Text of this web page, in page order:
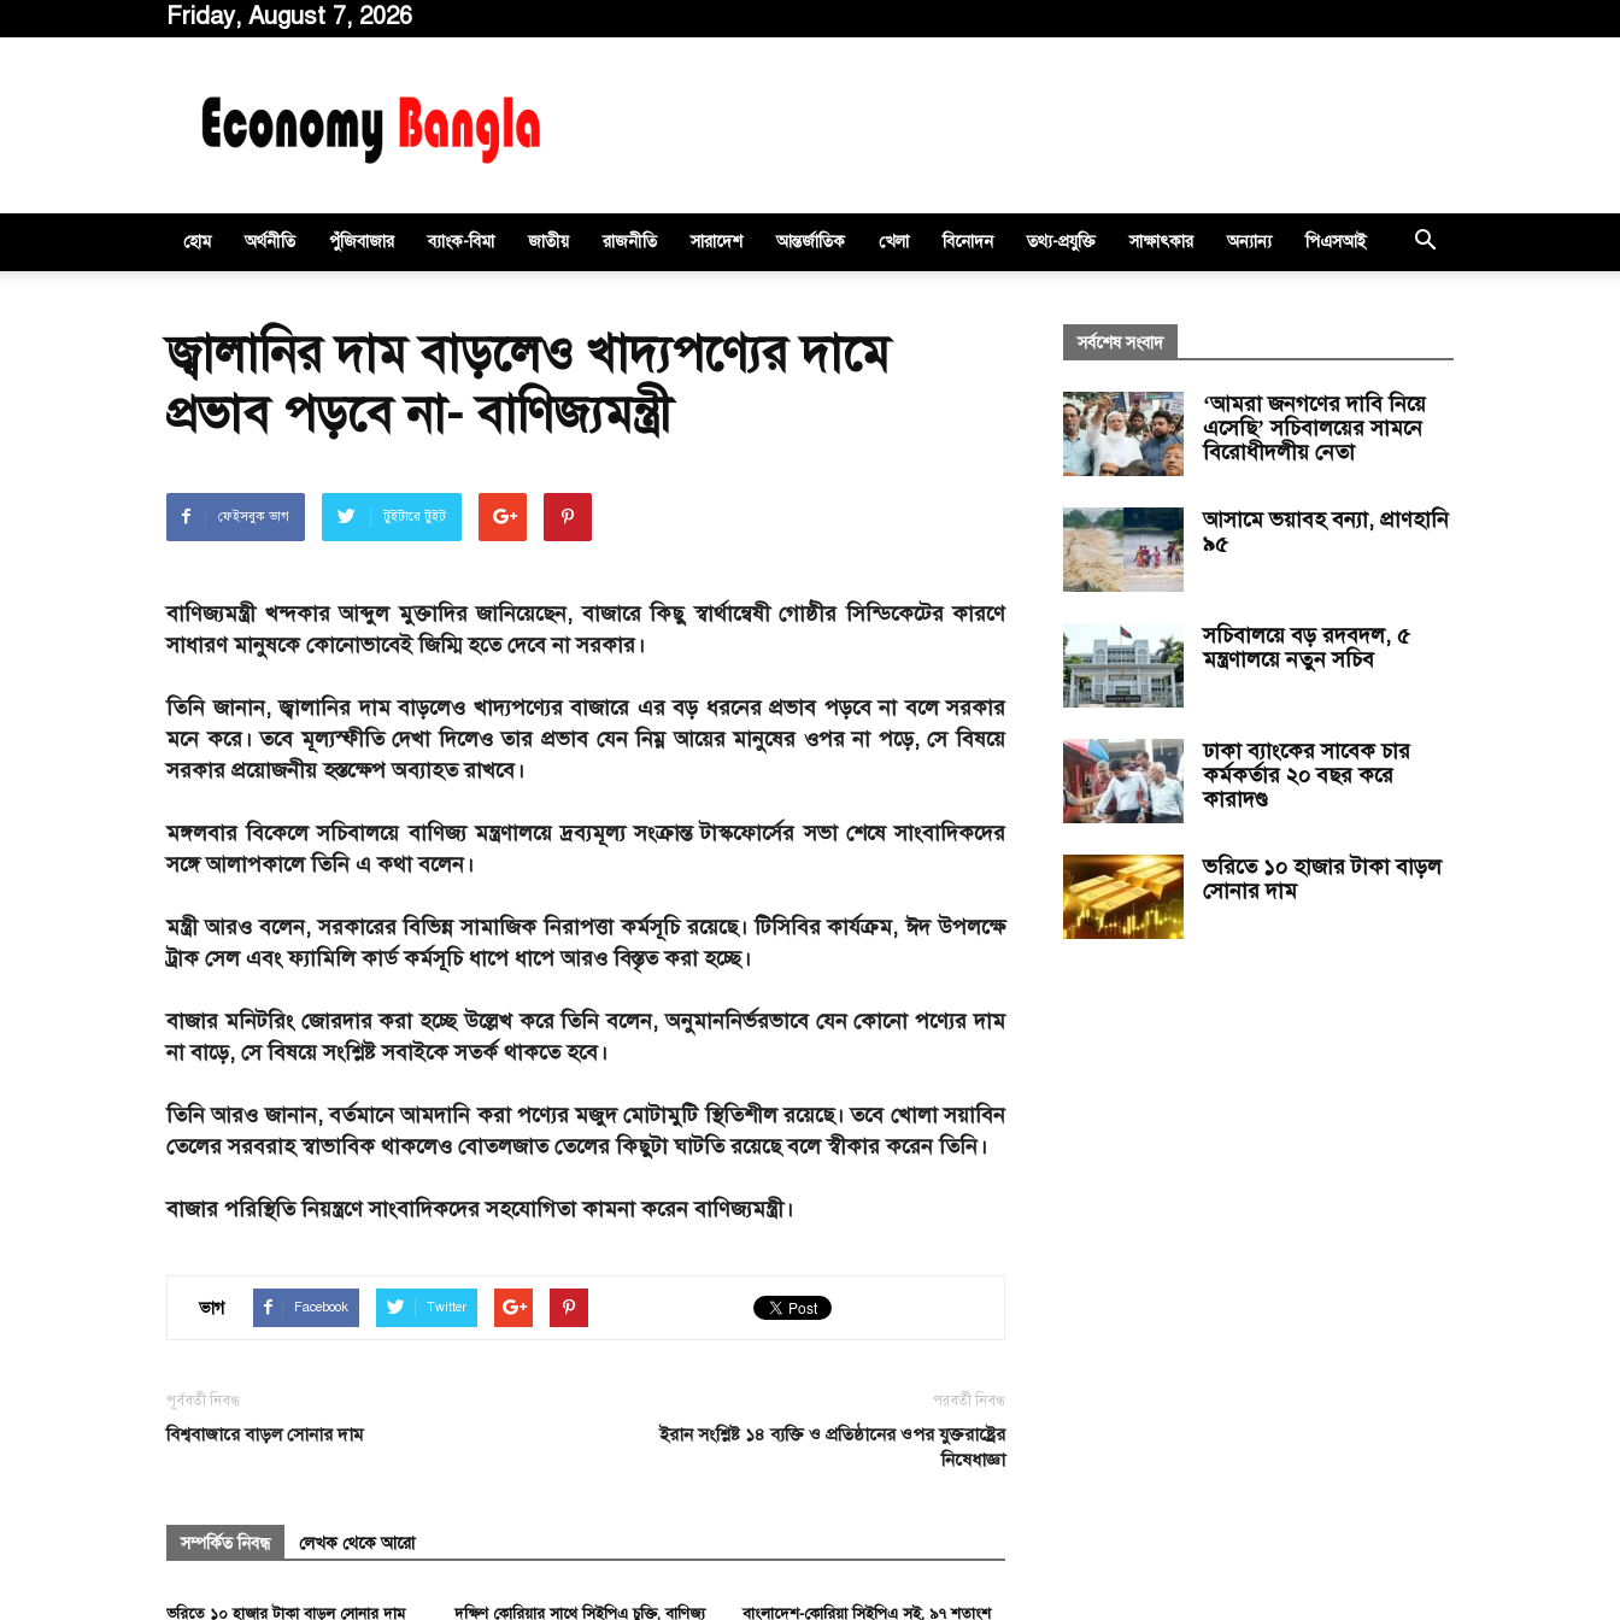
Friday, August 7, 2026
হোম অর্থনীতি পুঁজিবাজার ব্যাংক-বিমা জাতীয় রাজনীতি সারাদেশ আন্তর্জাতিক খেলা বিনোদন তথ্য-প্রযুক্তি সাক্ষাৎকার অন্যান্য পিএসআই
জ্বালানির দাম বাড়লেও খাদ্যপণ্যের দামে
প্রভাব পড়বে না- বাণিজ্যমন্ত্রী
ফেইসবুক ভাগ টুইটারে টুইট
বাণিজ্যমন্ত্রী খন্দকার আব্দুল মুক্তাদির জানিয়েছেন, বাজারে কিছু স্বার্থান্বেষী গোষ্ঠীর সিন্ডিকেটের কারণে
সাধারণ মানুষকে কোনোভাবেই জিম্মি হতে দেবে না সরকার।
তিনি জানান, জ্বালানির দাম বাড়লেও খাদ্যপণ্যের বাজারে এর বড় ধরনের প্রভাব পড়বে না বলে সরকার
মনে করে। তবে মূল্যস্ফীতি দেখা দিলেও তার প্রভাব যেন নিম্ন আয়ের মানুষের ওপর না পড়ে, সে বিষয়ে
সরকার প্রয়োজনীয় হস্তক্ষেপ অব্যাহত রাখবে।
মঙ্গলবার বিকেলে সচিবালয়ে বাণিজ্য মন্ত্রণালয়ে দ্রব্যমূল্য সংক্রান্ত টাস্কফোর্সের সভা শেষে সাংবাদিকদের
সঙ্গে আলাপকালে তিনি এ কথা বলেন।
মন্ত্রী আরও বলেন, সরকারের বিভিন্ন সামাজিক নিরাপত্তা কর্মসূচি রয়েছে। টিসিবির কার্যক্রম, ঈদ উপলক্ষে
ট্রাক সেল এবং ফ্যামিলি কার্ড কর্মসূচি ধাপে ধাপে আরও বিস্তৃত করা হচ্ছে।
বাজার মনিটরিং জোরদার করা হচ্ছে উল্লেখ করে তিনি বলেন, অনুমাননির্ভরভাবে যেন কোনো পণ্যের দাম
না বাড়ে, সে বিষয়ে সংশ্লিষ্ট সবাইকে সতর্ক থাকতে হবে।
তিনি আরও জানান, বর্তমানে আমদানি করা পণ্যের মজুদ মোটামুটি স্থিতিশীল রয়েছে। তবে খোলা সয়াবিন
তেলের সরবরাহ স্বাভাবিক থাকলেও বোতলজাত তেলের কিছুটা ঘাটতি রয়েছে বলে স্বীকার করেন তিনি।
বাজার পরিস্থিতি নিয়ন্ত্রণে সাংবাদিকদের সহযোগিতা কামনা করেন বাণিজ্যমন্ত্রী।
ভাগ Facebook Twitter
পূর্ববর্তী নিবন্ধ
বিশ্ববাজারে বাড়ল সোনার দাম
পরবর্তী নিবন্ধ
ইরান সংশ্লিষ্ট ১৪ ব্যক্তি ও প্রতিষ্ঠানের ওপর যুক্তরাষ্ট্রের
নিষেধাজ্ঞা
সম্পর্কিত নিবন্ধ লেখক থেকে আরো
ভরিতে ১০ হাজার টাকা বাড়ল সোনার দাম দক্ষিণ কোরিয়ার সাথে সিইপিএ চুক্তি, বাণিজ্য বাংলাদেশ-কোরিয়া সিইপিএ সই, ৯৭ শতাংশ
সর্বশেষ সংবাদ
‘আমরা জনগণের দাবি নিয়ে
এসেছি’ সচিবালয়ের সামনে
বিরোধীদলীয় নেতা
আসামে ভয়াবহ বন্যা, প্রাণহানি
৯৫
সচিবালয়ে বড় রদবদল, ৫
মন্ত্রণালয়ে নতুন সচিব
ঢাকা ব্যাংকের সাবেক চার
কর্মকর্তার ২০ বছর করে
কারাদণ্ড
ভরিতে ১০ হাজার টাকা বাড়ল
সোনার দাম